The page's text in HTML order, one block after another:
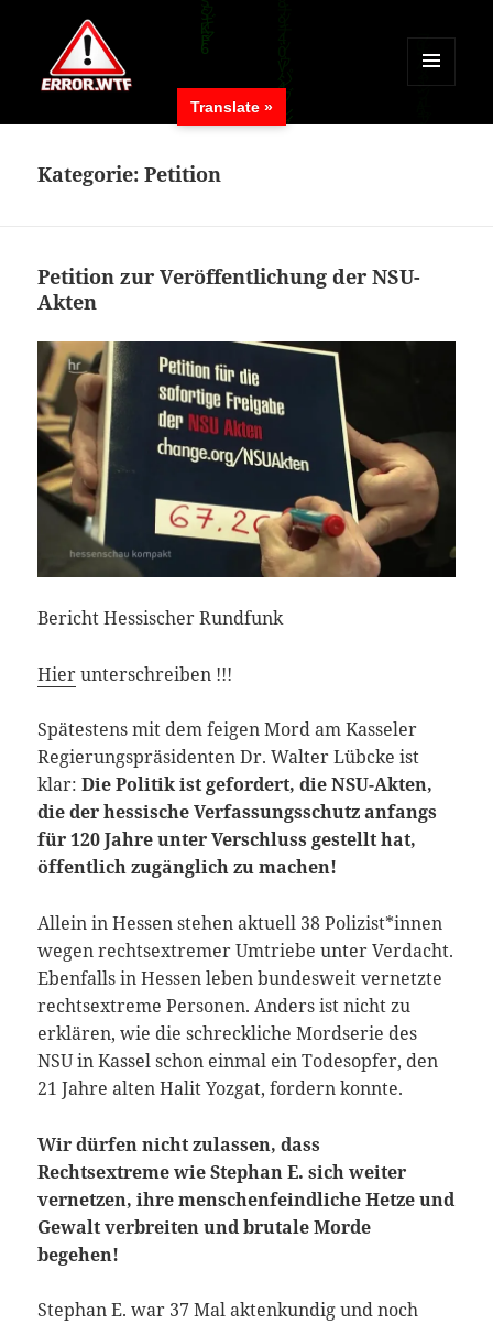
MENÜ
WIDGETS
Kategorie:Petition
Petition zur Veröffentlichung der NSU-
Akten
Bericht Hessischer Rundfunk
Hierunterschreiben !!!
Spätestens mit dem feigen Mord am Kasseler
Regierungspräsidenten Dr. Walter Lübcke ist
klar:Die Politik ist gefordert, die NSU-Akten,
die der hessische Verfassungsschutz anfangs
für 120 Jahre unter Verschluss gestellt hat,
öffentlich zugänglich zu machen!
Allein in Hessen stehen aktuell 38 Polizist*innen
wegen rechtsextremer Umtriebe unter Verdacht.
Ebenfalls in Hessen leben bundesweit vernetzte
rechtsextreme Personen. Anders ist nicht zu
erklären, wie die schreckliche Mordserie des
NSU in Kassel schon einmal ein Todesopfer, den
21 Jahre alten Halit Yozgat, fordern konnte.
Wir dürfen nicht zulassen, dass
Rechtsextreme wie Stephan E. sich weiter
vernetzen, ihre menschenfeindliche Hetze und
Gewalt verbreiten und brutale Morde
begehen!
Stephan E. war 37 Mal aktenkundig und noch
Translate »